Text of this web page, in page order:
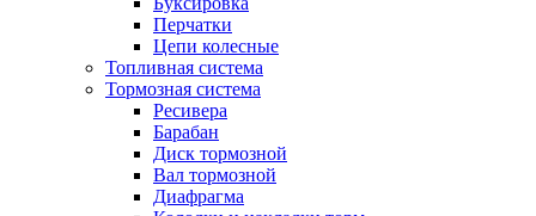
Перчатки
Цепи колесные
Топливная система
Тормозная система
Ресивера
Барабан
Диск тормозной
Вал тормозной
Диафрагма